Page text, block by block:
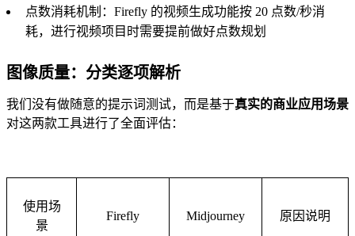
点数消耗机制：Firefly 的视频生成功能按 20 点数/秒消
耗，进行视频项目时需要提前做好点数规划
图像质量：分类逐项解析
我们没有做随意的提示词测试，而是基于真实的商业应用场景
对这两款工具进行了全面评估：
使用场
景
Firefly Midjourney 原因说明